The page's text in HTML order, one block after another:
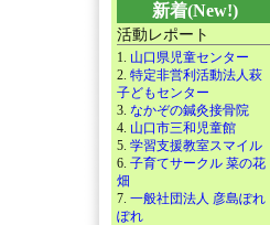
新着(New!)
活動レポート
1. 山口県児童センター
2. 特定非営利活動法人萩
子どもセンター
3. なかぞの鍼灸接骨院
4. 山口市三和児童館
5. 学習支援教室スマイル
6. 子育てサークル 菜の花
畑
7. 一般社団法人 彦島ぽれ
ぽれ